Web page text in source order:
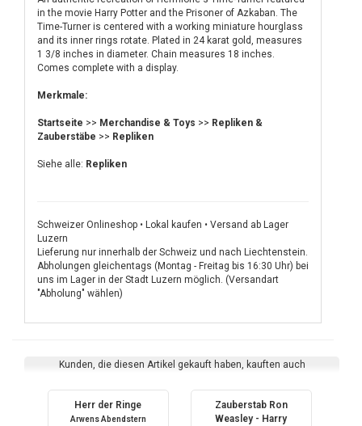
in the movie Harry Potter and the Prisoner of Azkaban. The
Time-Turner is centered with a working miniature hourglass
and its inner rings rotate. Plated in 24 karat gold, measures
1 3/8 inches in diameter. Chain measures 18 inches.
Comes complete with a display.
Merkmale:
Startseite >> Merchandise & Toys >> Repliken &
Zauberstäbe >> Repliken
Siehe alle: Repliken
Schweizer Onlineshop • Lokal kaufen • Versand ab Lager
Luzern
Lieferung nur innerhalb der Schweiz und nach Liechtenstein.
Abholungen gleichentags (Montag - Freitag bis 16:30 Uhr) bei
uns im Lager in der Stadt Luzern möglich. (Versandart
"Abholung" wählen)
Kunden, die diesen Artikel gekauft haben, kauften auch
Herr der Ringe
Arwens Abendstern
Zauberstab Ron
Weasley - Harry